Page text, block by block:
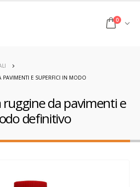
0
PAVIMENTI E SUPERFICI IN MODO
ruggine da pavimenti e
definitivo